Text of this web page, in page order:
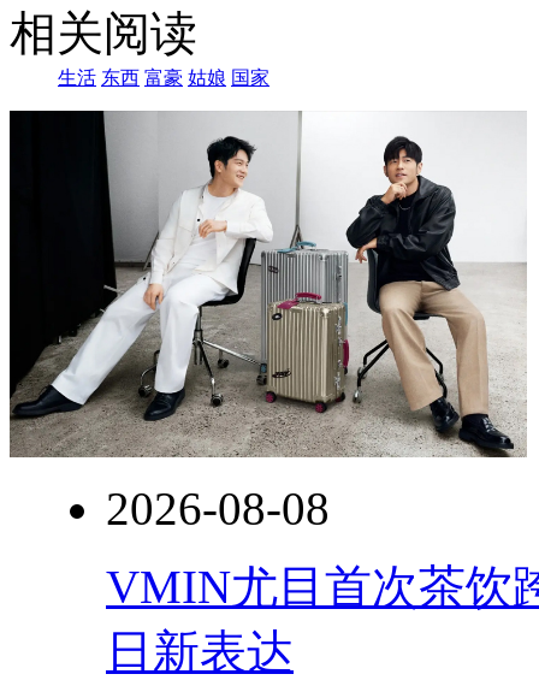
里
的
呢？
相关阅读
生活 东西 富豪 姑娘 国家
2026-08-08
VMIN尤目首次茶饮
日新表达